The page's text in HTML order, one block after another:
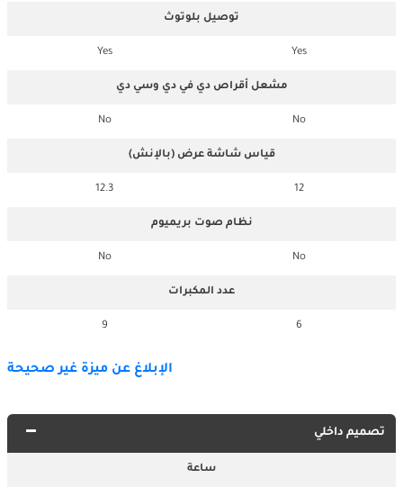
توصيل بلوتوث
Yes
Yes
مشعل أقراص دي في دي وسي دي
No
No
قياس شاشة عرض (بالإنش)
12
12.3
نظام صوت بريميوم
No
No
عدد المكبرات
6
9
الإبلاغ عن ميزة غير صحيحة
تصميم داخلي
ساعة